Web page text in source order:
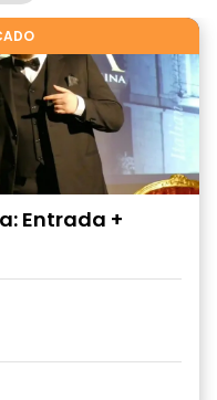
Entrada +